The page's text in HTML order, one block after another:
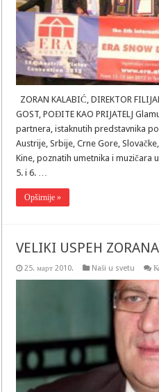
KAO
GOST,
KAO
PRIJATELJ
ZORAN KALABIĆ, DIREKTOR
GOST, POĐITE KAO PRIJATELJ
partnera, istaknutih predstavnika
Austrije, Srbije, Crne Gore,
Kine, poznatih umetnika i muzičara
5. i 6. …
Opširnije »
VELIKI USPEH
25. март 2010. Naši u svetu